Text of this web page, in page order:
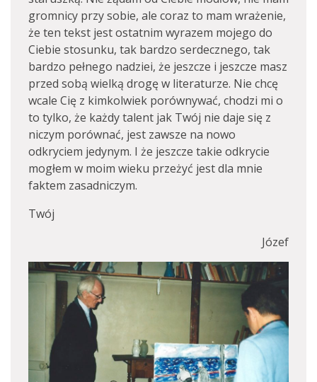
gromnicy przy sobie, ale coraz to mam wrażenie,
że ten tekst jest ostatnim wyrazem mojego do
Ciebie stosunku, tak bardzo serdecznego, tak
bardzo pełnego nadziei, że jeszcze i jeszcze masz
przed sobą wielką drogę w literaturze. Nie chcę
wcale Cię z kimkolwiek porównywać, chodzi mi o
to tylko, że każdy talent jak Twój nie daje się z
niczym porównać, jest zawsze na nowo
odkryciem jedynym. I że jeszcze takie odkrycie
mogłem w moim wieku przeżyć jest dla mnie
faktem zasadniczym.
Twój
Józef